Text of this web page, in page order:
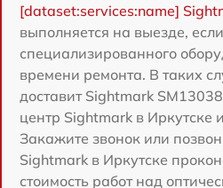
[dataset:services:name]
выполняется на выезде,
специализированного
времени ремонта. В таких
доставит Sightmark
центр Sightmark в Иркутске
Закажите звонок или
Sightmark в Иркутске
стоимость работ над